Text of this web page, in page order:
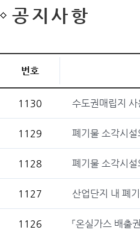
공지사항
번호
1130 수도권매립지
1129 폐기물 소각시
1128 폐기물 소각시
1127 산업단지 내 폐
1126 「온실가스 배출